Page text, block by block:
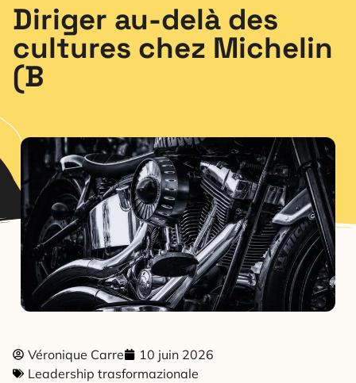
Diriger au-delà des
cultures chez Michelin
(B
Véronique Carre
10 juin 2026
Leadership trasformazionale